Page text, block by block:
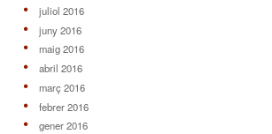
juliol 2016
juny 2016
maig 2016
abril 2016
març 2016
febrer 2016
gener 2016